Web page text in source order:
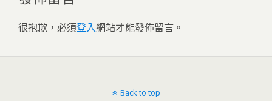
很抱歉，必須登入網站才能發佈留言。
Back to top